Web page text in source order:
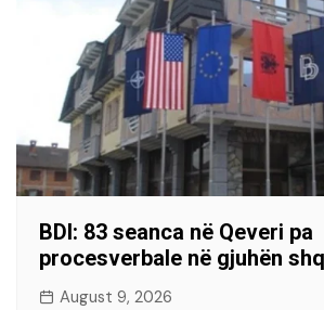
BDI: 83 seanca në Qeveri pa
procesverbale në gjuhën
August 9, 2026